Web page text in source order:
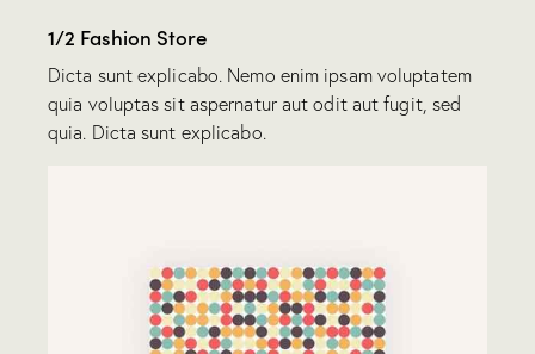
1/2 Fashion Store
Dicta sunt explicabo. Nemo enim ipsam voluptatem
quia voluptas sit aspernatur aut odit aut fugit, sed
quia. Dicta sunt explicabo.